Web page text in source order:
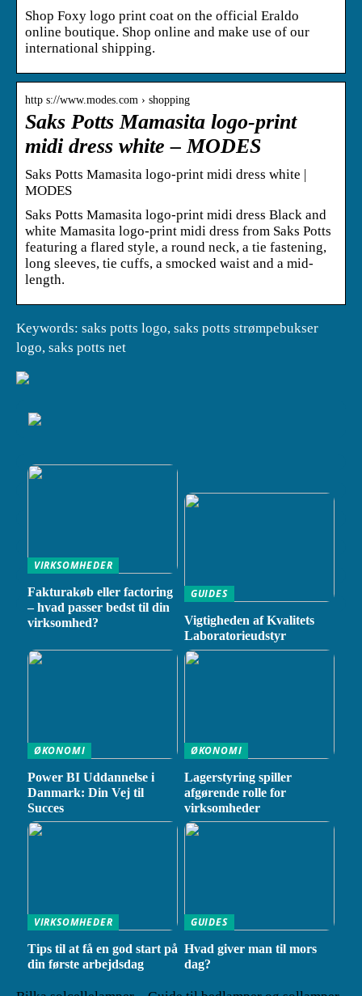
Shop Foxy logo print coat on the official Eraldo
online boutique. Shop online and make use of our
international shipping.
http s://www.modes.com › shopping
Saks Potts Mamasita logo-print
midi dress white – MODES
Saks Potts Mamasita logo-print midi dress white |
MODES
Saks Potts Mamasita logo-print midi dress Black and
white Mamasita logo-print midi dress from Saks Potts
featuring a flared style, a round neck, a tie fastening,
long sleeves, tie cuffs, a smocked waist and a mid-
length.
Keywords: saks potts logo, saks potts strømpebukser
logo, saks potts net
VIRKSOMHEDER
Fakturakøb eller factoring
– hvad passer bedst til din
virksomhed?
GUIDES
Vigtigheden af Kvalitets
Laboratorieudstyr
ØKONOMI
Power BI Uddannelse i
Danmark: Din Vej til
Succes
ØKONOMI
Lagerstyring spiller
afgørende rolle for
virksomheder
VIRKSOMHEDER
Tips til at få en god start på
din første arbejdsdag
GUIDES
Hvad giver man til mors
dag?